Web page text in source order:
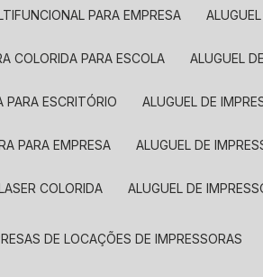
PARA EMPRESA
COLORIDA PARA ESCOLA ALUGUEL
PARA ESCRITÓRIO ALUGUEL DE
PARA EMPRESA ALUGUEL DE
COLORIDA ALUGUEL DE
DE LOCAÇÕES DE IMPRESSORAS